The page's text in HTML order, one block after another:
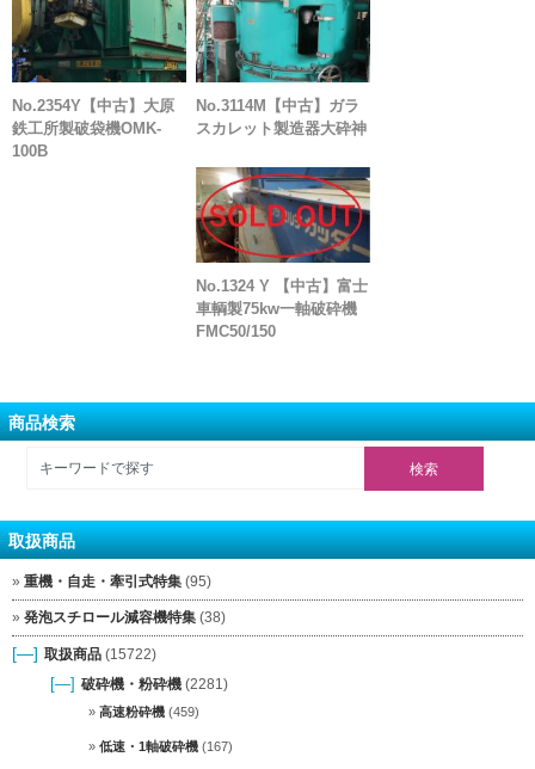
No.2354Y【中古】大原
鉄工所製破袋機OMK-
100B
No.3114M【中古】ガラ
スカレット製造器大砕神
No.1324 Y 【中古】富士
車輌製75kw一軸破砕機
FMC50/150
商品検索
取扱商品
重機・自走・牽引式特集 (95)
発泡スチロール減容機特集 (38)
[—] 取扱商品 (15722)
[—] 破砕機・粉砕機 (2281)
高速粉砕機 (459)
低速・1軸破砕機 (167)